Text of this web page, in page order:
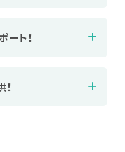
ト！